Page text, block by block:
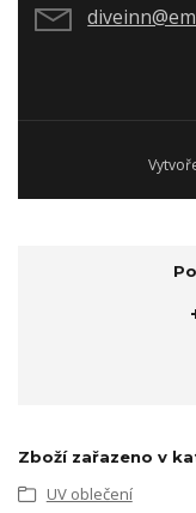
Zboží zařazeno v
UV oblečení